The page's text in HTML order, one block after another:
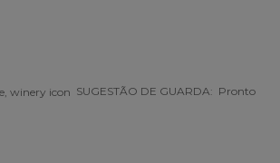
SUGESTÃO DE GUARDA: Pronto